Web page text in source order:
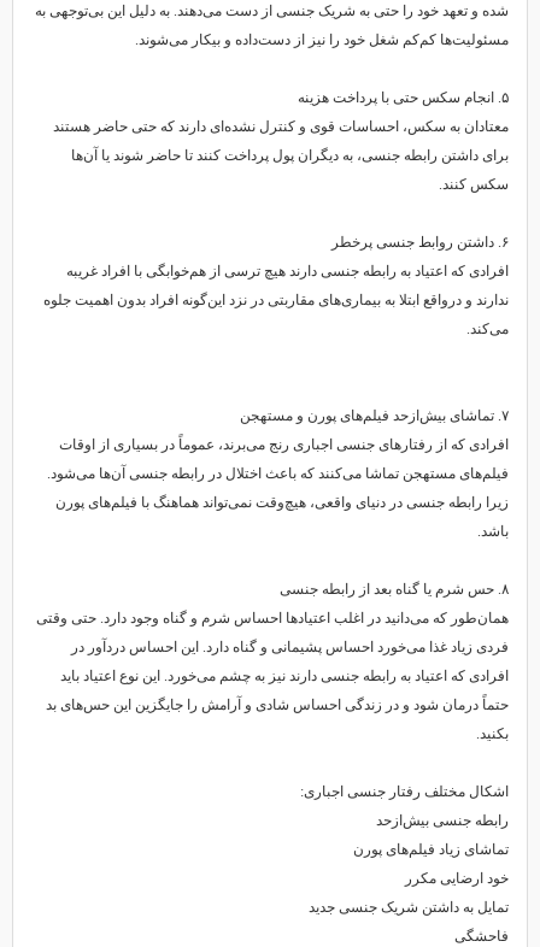
شده و تعهد خود را حتی به شریک جنسی از دست می‌دهند. به دلیل این بی‌توجهی به
مسئولیت‌ها کم‌کم شغل خود را نیز از دست‌داده و بیکار می‌شوند.
۵. انجام سکس حتی با پرداخت هزینه
معتادان به سکس، احساسات قوی و کنترل نشده‌ای دارند که حتی حاضر هستند
برای داشتن رابطه جنسی، به دیگران پول پرداخت کنند تا حاضر شوند یا آن‌ها
سکس کنند.
۶. داشتن روابط جنسی پرخطر
افرادی که اعتیاد به رابطه جنسی دارند هیچ ترسی از هم‌خوابگی با افراد غریبه
ندارند و درواقع ابتلا به بیماری‌های مقاربتی در نزد این‌گونه افراد بدون اهمیت جلوه
می‌کند.
۷. تماشای بیش‌ازحد فیلم‌های پورن و مستهجن
افرادی که از رفتارهای جنسی اجباری رنج می‌برند، عموماً در بسیاری از اوقات
فیلم‌های مستهجن تماشا می‌کنند که باعث اختلال در رابطه جنسی آن‌ها می‌شود.
زیرا رابطه جنسی در دنیای واقعی، هیچ‌وقت نمی‌تواند هماهنگ با فیلم‌های پورن
باشد.
۸. حس شرم یا گناه بعد از رابطه جنسی
همان‌طور که می‌دانید در اغلب اعتیادها احساس شرم و گناه وجود دارد. حتی وقتی
فردی زیاد غذا می‌خورد احساس پشیمانی و گناه دارد. این احساس دردآور در
افرادی که اعتیاد به رابطه جنسی دارند نیز به چشم می‌خورد. این نوع اعتیاد باید
حتماً درمان شود و در زندگی احساس شادی و آرامش را جایگزین این حس‌های بد
بکنید.
اشکال مختلف رفتار جنسی اجباری:
رابطه جنسی بیش‌ازحد
تماشای زیاد فیلم‌های پورن
خود ارضایی مکرر
تمایل به داشتن شریک جنسی جدید
فاحشگی